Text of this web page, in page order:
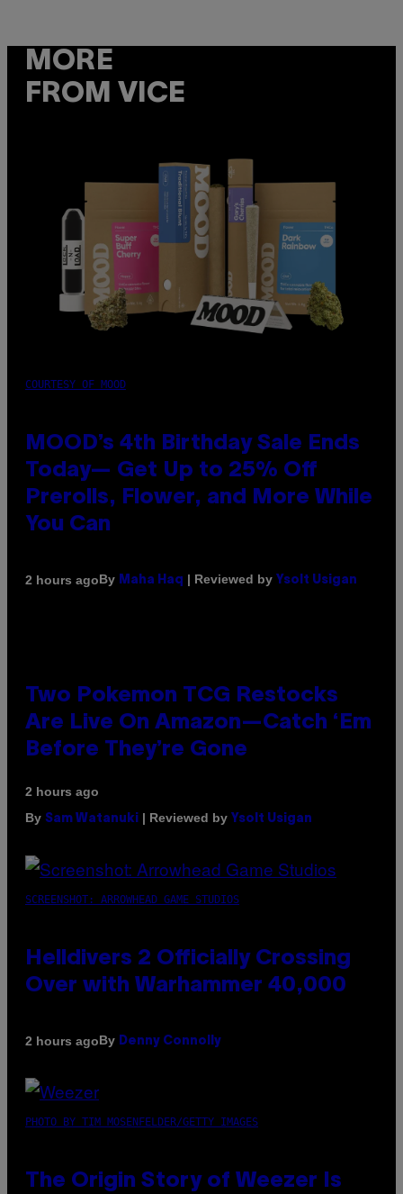
MORE
FROM VICE
COURTESY OF MOOD
MOOD’s 4th Birthday Sale Ends
Today— Get Up to 25% Off
Prerolls, Flower, and More While
You Can
2 hours agoBy Maha Haq | Reviewed by Ysolt Usigan
Two Pokemon TCG Restocks
Are Live On Amazon—Catch ‘Em
Before They’re Gone
2 hours ago
By Sam Watanuki | Reviewed by Ysolt Usigan
SCREENSHOT: ARROWHEAD GAME STUDIOS
Helldivers 2 Officially Crossing
Over with Warhammer 40,000
2 hours agoBy Denny Connolly
PHOTO BY TIM MOSENFELDER/GETTY IMAGES
The Origin Story of Weezer Is